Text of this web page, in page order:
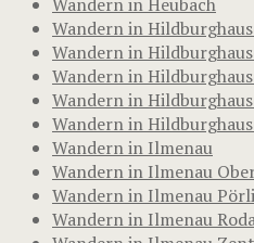
Wandern in
Wandern in
Wandern in
Wandern in
Wandern in
Wandern in Ilmenau
Wandern in Ilmenau
Wandern in Ilmenau
Wandern in Ilmenau